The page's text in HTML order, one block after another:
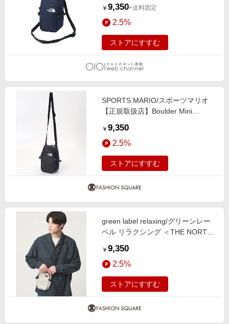
￥ 9,350+送料固定
2.5%
ストアにすすむ
SPORTS MARIO/スポーツマリオ
【正規取扱店】Boulder Mini
3L ユニセックス オールシーズン K/
ブラック ワンサイズ
￥ 9,350
2.5%
ストアにすすむ
green label relaxing/グリーンレー
ベル リラクシング ＜THE NORTH
バッグ NATURAL FREE
￥ 9,350
2.5%
ストアにすすむ